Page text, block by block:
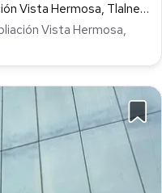
Avenida De Las Nubes 66, Ampliación Vista Hermosa, Tlalnepantla de Baz
Vista Hermosa,